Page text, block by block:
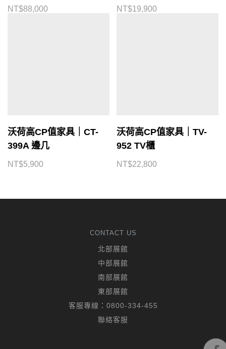
NT$88,000 NT$19,900
沃荷高CP值家具｜CT-
399A 邊几
NT$5,900
沃荷高CP值家具｜TV-
952 TV櫃
NT$22,800
CONTACT US
北部展館
中部展館
南部展館
東部展館
客服專線： 0800-334-455
聯絡客服